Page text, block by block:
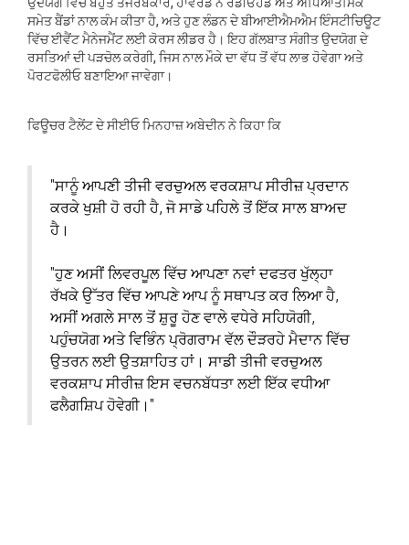
ਸਮੇਤ ਬੈਂਡਾਂ ਨਾਲ ਕੰਮ ਕੀਤਾ ਹੈ, ਅਤੇ ਹੁਣ ਲੰਡਨ ਦੇ ਬੀਆਈਐਮਐਮ ਇੰਸਟੀਚਿਊਟ
ਵਿੱਚ ਈਵੈਂਟ ਮੈਨੇਜਮੈਂਟ ਲਈ ਕੋਰਸ ਲੀਡਰ ਹੈ। ਇਹ ਗੱਲਬਾਤ ਸੰਗੀਤ ਉਦਯੋਗ ਦੇ
ਰਸਤਿਆਂ ਦੀ ਪੜਚੋਲ ਕਰੇਗੀ, ਜਿਸ ਨਾਲ ਮੌਕੇ ਦਾ ਵੱਧ ਤੋਂ ਵੱਧ ਲਾਭ ਹੋਵੇਗਾ ਅਤੇ
ਪੋਰਟਫੋਲੀਓ ਬਣਾਇਆ ਜਾਵੇਗਾ।
ਫਿਊਚਰ ਟੈਲੇਂਟ ਦੇ ਸੀਈਓ ਮਿਨਹਾਜ਼ ਅਬੇਦੀਨ ਨੇ ਕਿਹਾ ਕਿ
"ਸਾਨੂੰ ਆਪਣੀ ਤੀਜੀ ਵਰਚੁਅਲ ਵਰਕਸ਼ਾਪ ਸੀਰੀਜ਼ ਪ੍ਰਦਾਨ
ਕਰਕੇ ਖੁਸ਼ੀ ਹੋ ਰਹੀ ਹੈ, ਜੋ ਸਾਡੇ ਪਹਿਲੇ ਤੋਂ ਇੱਕ ਸਾਲ ਬਾਅਦ
ਹੈ।
"ਹੁਣ ਅਸੀਂ ਲਿਵਰਪੂਲ ਵਿੱਚ ਆਪਣਾ ਨਵਾਂ ਦਫਤਰ ਖੁੱਲ੍ਹਾ
ਰੱਖਕੇ ਉੱਤਰ ਵਿੱਚ ਆਪਣੇ ਆਪ ਨੂੰ ਸਥਾਪਤ ਕਰ ਲਿਆ ਹੈ,
ਅਸੀਂ ਅਗਲੇ ਸਾਲ ਤੋਂ ਸ਼ੁਰੂ ਹੋਣ ਵਾਲੇ ਵਧੇਰੇ ਸਹਿਯੋਗੀ,
ਪਹੁੰਚਯੋਗ ਅਤੇ ਵਿਭਿੰਨ ਪ੍ਰੋਗਰਾਮ ਵੱਲ ਦੌੜਰਹੇ ਮੈਦਾਨ ਵਿੱਚ
ਉਤਰਨ ਲਈ ਉਤਸ਼ਾਹਿਤ ਹਾਂ। ਸਾਡੀ ਤੀਜੀ ਵਰਚੁਅਲ
ਵਰਕਸ਼ਾਪ ਸੀਰੀਜ਼ ਇਸ ਵਚਨਬੱਧਤਾ ਲਈ ਇੱਕ ਵਧੀਆ
ਫਲੈਗਸ਼ਿਪ ਹੋਵੇਗੀ।"